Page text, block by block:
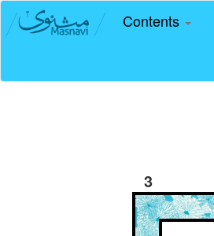
Contents
3